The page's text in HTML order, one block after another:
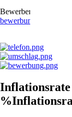
Bewerben Sie sich
bewerbung@stb-
Inflationsrate